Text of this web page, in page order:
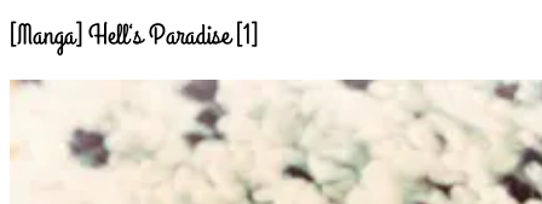
[Manga] Hell‘s Paradise [1]